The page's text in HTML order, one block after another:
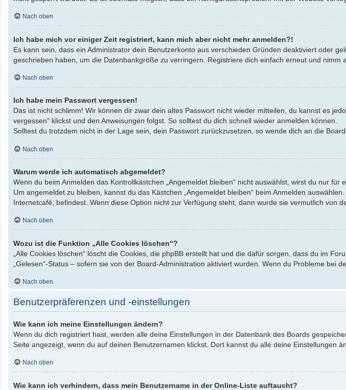
Nach oben
Ich habe mich vor einiger Zeit registriert, kann mich aber nicht mehr anmelden?!
Es kann sein, dass ein Administrator dein Benutzerkonto aus verschieden Gründen deaktiviert oder
geschrieben haben, um die Datenbankgröße zu verringern. Registriere dich einfach erneut und nimm
Nach oben
Ich habe mein Passwort vergessen!
Das ist nicht schlimm! Wir können dir zwar dein altes Passwort nicht wieder mitteilen, du kannst es
vergessen“ klickst und den Anweisungen folgst. So solltest du dich schnell wieder anmelden können.
Solltest du trotzdem nicht in der Lage sein, dein Passwort zurückzusetzen, so wende dich an die
Nach oben
Warum werde ich automatisch abgemeldet?
Wenn du beim Anmelden das Kontrollkästchen „Angemeldet bleiben“ nicht auswählst, wirst du nur
Um angemeldet zu bleiben, kannst du das Kästchen „Angemeldet bleiben“ beim Anmelden
Internetcafé, befindest. Wenn diese Option nicht zur Verfügung steht, dann wurde sie vermutlich von
Nach oben
Wozu ist die Funktion „Alle Cookies löschen“?
„Alle Cookies löschen“ löscht die Cookies, die phpBB erstellt hat und die dafür sorgen, dass du im
„Gelesen“-Status – sofern sie von der Board-Administration aktiviert wurden. Wenn du Probleme bei
Nach oben
Benutzerpräferenzen und -einstellungen
Wie kann ich meine Einstellungen ändern?
Wenn du dich registriert hast, werden alle deine Einstellungen in der Datenbank des Boards
Seite angezeigt, wenn du auf deinen Benutzernamen klickst. Dort kannst du alle deine Einstellungen
Nach oben
Wie kann ich verhindern, dass mein Benutzername in der Online-Liste auftaucht?